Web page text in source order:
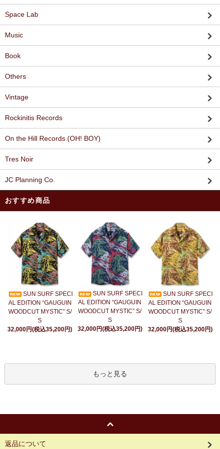
Space Lab
Music
Book
Others
Vintage
Rockinitis Records
On the Hill Records (OH! BOY)
Tres Noir
JC Planning Co.
おすすめ商品
SUN SURF SPECI
AL EDITION “GAUGUIN
WOODCUT MYSTIC” S/
S
32,000円(税込35,200円)
SUN SURF SPECI
AL EDITION “GAUGUIN
WOODCUT MYSTIC” S/
S
32,000円(税込35,200円)
SUN SURF SPECI
AL EDITION “GAUGUIN
WOODCUT MYSTIC” S/
S
32,000円(税込35,200円)
もっと見る
返品について